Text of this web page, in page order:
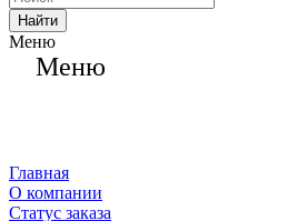
Найти
Меню
Меню
Главная
О компании
Статус заказа